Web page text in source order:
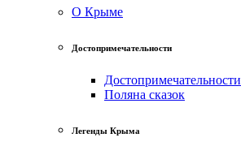
О Крыме
Достопримечательности
Достопримечательности
Поляна сказок
Легенды Крыма